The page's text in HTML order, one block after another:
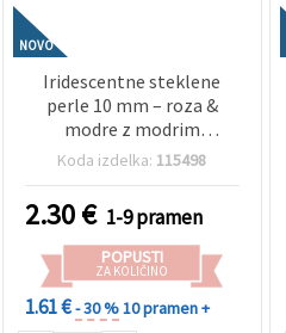
NOVO
Iridescentne steklene
perle 10 mm – roza &
modre z modrim
odtenkom, AB premaz,
idealno za izdelavo
bleščečega nakita in
elegantnih ročnih
ustvarjalnih projektov
Koda izdelka: 115498
2.30€ 1-9 pramen
POPUSTI
ZA KOLIČINO
1.61 €- 30 %10 pramen +